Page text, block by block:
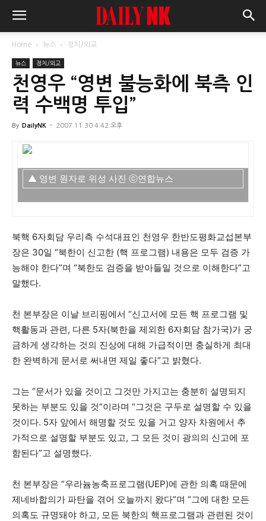
Home 뉴스 정치/외교
뉴스 정치/외교
천영우 “영변 불능화에 북측 인
력 수백명 투입”
By DailyNK - 2007.11.30 4:42 오후
▲ 영변 원자로 위성 사진 ⓒ연합뉴스
북핵 6자회담 우리측 수석대표인 천영우 한반도평화교섭본부
장은 30일 “북한이 신고한 (핵 프로그램) 내용은 모두 검증 가
능해야 한다”며 “북한도 검증을 받아들일 것으로 이해한다”고
말했다.
천 본부장은 이날 브리핑에서 “신고서에 모든 핵 프로그램 및
핵활동과 관련, 다른 5자(북한을 제외한 6자회담 참가국)가 궁
금하게 생각하는 것의 진상에 대해 가급적이면 충실하게 최대
한 완벽하게 문서로 써내면 제일 좋다”고 밝혔다.
그는 “문서가 있을 것이고 그것만 가지고는 충분히 설명되지
못하는 부분도 있을 것”이라며 “그것은 구두로 설명할 수 있을
것이다. 5자 앞에서 해명할 것도 있을 거고 양자 차원에서 추
가적으로 설명할 부분도 있고, 그 모든 것이 광의의 신고에 포
함된다”고 설명했다.
천 본부장은 “우라늄농축프로그램(UEP)에 관한 의혹 때문에
제네바합의가 파탄을 겪어 오늘까지 왔다”며 “그에 대한 모든
의혹도 규명돼야 하고, 모든 북한의 핵프로그램과 관련된 것이